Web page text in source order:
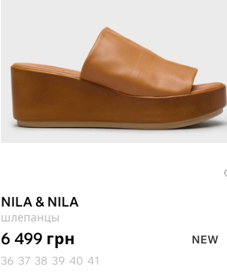
NILA & NILA
шлепанцы
6 499 грн
NEW
36 37 38 39 40 41